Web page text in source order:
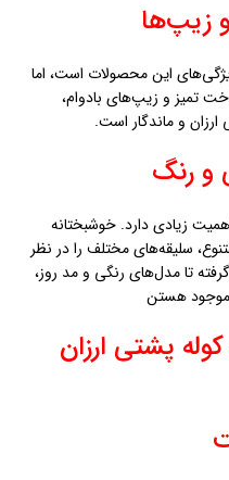
زیپ‌ها
این محصولات است، اما
تمیز و زیپ‌های بادوام،
و ماندگار است.
و رنگ
زیادی دارد. خوشبختانه
سلیقه‌های مختلف را در نظر
تا مدل‌های رنگی و مد روز،
موجود هستن
پشتی ارزان